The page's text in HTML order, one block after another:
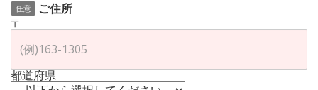
任意
ご住所
〒
都道府県